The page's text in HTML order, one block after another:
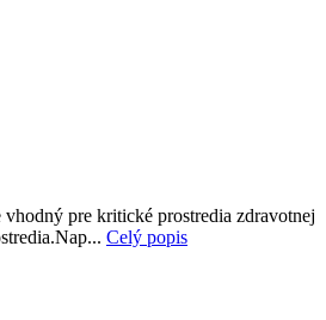
pre kritické prostredia zdravotnej
Celý popis